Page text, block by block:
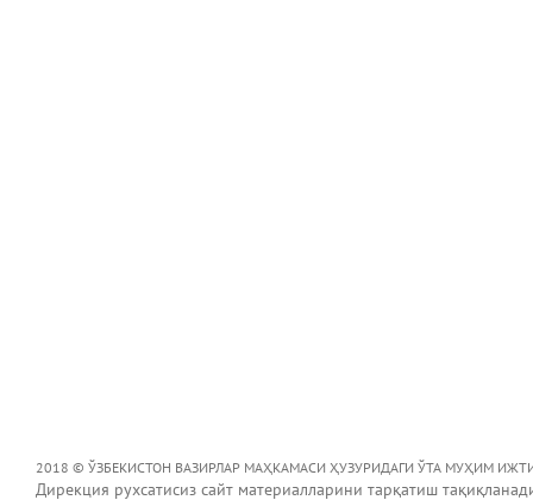
2018 © ЎЗБЕКИСТОН ВАЗИРЛАР МАҲКАМАСИ ҲУЗУРИДАГИ ЎТА МУҲИМ
Дирекция рухсатисиз сайт материалларини тарқатиш